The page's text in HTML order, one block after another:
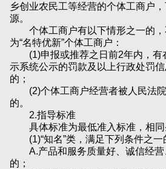
乡创业农民工等经营的个体工商户
源。
个体工商户有以下情形之一的，
为“名特优新”个体工商户：
(1)申报或推荐之日前2年内，有
示系统公示的罚款及以上行政处罚
的；
(2)个体工商户经营者被人民法院
的。
2.指导标准
具体标准为最低准入标准，相同
(1)“知名”类，满足下列条件之一
A.产品和服务质量好、诚信经营
的；